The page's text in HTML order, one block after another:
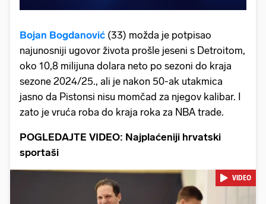
Bojan Bogdanović (33) možda je potpisao
najunosniji ugovor života prošle jeseni s Detroitom,
oko 10,8 milijuna dolara neto po sezoni do kraja
sezone 2024/25., ali je nakon 50-ak utakmica
jasno da Pistonsi nisu momčad za njegov kalibar. I
zato je vruća roba do kraja roka za NBA trade.
POGLEDAJTE VIDEO: Najplaćeniji hrvatski
sportaši
VIDEO